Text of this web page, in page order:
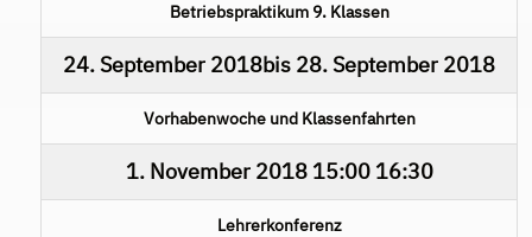
Betriebspraktikum 9. Klassen
24. September 2018bis 28. September 2018
Vorhabenwoche und Klassenfahrten
1. November 201815:00 16:30
Lehrerkonferenz